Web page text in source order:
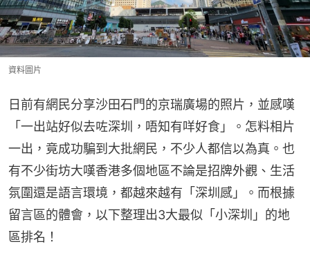
資料圖片
日前有網民分享沙田石門的京瑞廣場的照片，並感嘆
「一出站好似去咗深圳，唔知有咩好食」。怎料相片
一出，竟成功騙到大批網民，不少人都信以為真。也
有不少街坊大嘆香港多個地區不論是招牌外觀、生活
氛圍還是語言環境，都越來越有「深圳感」。而根據
留言區的體會，以下整理出3大最似「小深圳」的地
區排名！